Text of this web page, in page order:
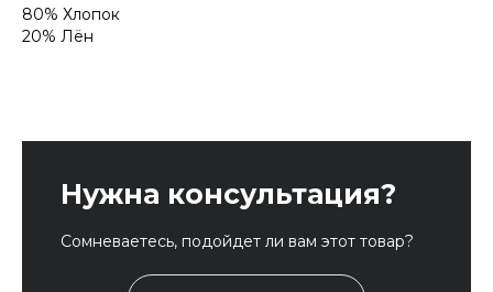
80% Хлопок
20% Лён
Нужна консультация?
Сомневаетесь, подойдет ли вам этот товар?